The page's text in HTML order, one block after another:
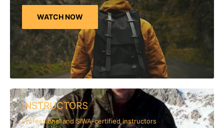
WATCH NOW
INSTRUCTORS
Professional and SIWA-certified instructors